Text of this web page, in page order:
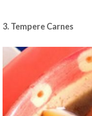
3. Tempere Carnes